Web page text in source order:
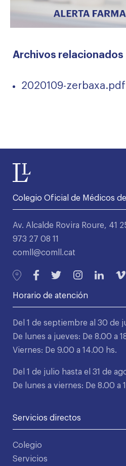
Archivos relacionados
2020109-zerbaxa.pdf
Colegio Oficial de Médicos
Av. Alcalde Rovira Roure, 41
973 27 08 11
comll@comll.cat
Horario de atención
Del 1 de septiembre al 30 de
De lunes a jueves: De 8.00 a
Viernes: De 9.00 a 14.00 hs.
Del 1 de julio hasta el 31 de
De lunes a viernes: De 8.00 a
Servicios directos
Colegio
Servicios